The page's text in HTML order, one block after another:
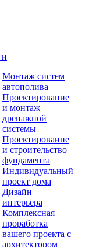
Монтаж систем
автополива
Проектирование
и монтаж
дренажной
системы
Проектироваине
и строительство
фундамента
Индивидуальный
проект дома
Дизайн
интерьера
Комплексная
проработка
вашего проекта с
архитектором